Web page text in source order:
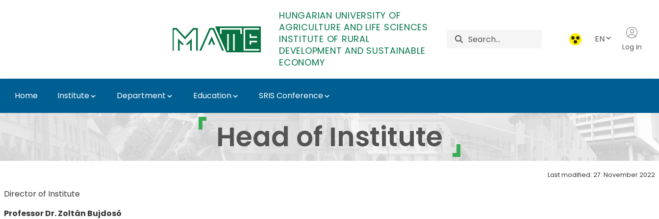
HUNGARIAN UNIVERSITY OF
AGRICULTURE AND LIFE SCIENCES
INSTITUTE OF RURAL
DEVELOPMENT AND SUSTAINABLE
ECONOMY
EN
Log in
Home Institute Department Education SRIS Conference
Head of Institute - Institute of Rural Development and Sustainable
Head of Institute
Last modified: 27. November 2022
Director of Institute
Professor Dr. Zoltán Bujdosó